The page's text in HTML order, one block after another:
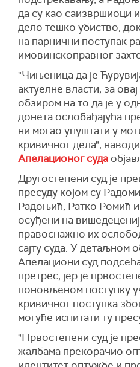
да су као саизвршиоци
дело тешко убиство,
на парнични поступак
имовинскоправног
"Чињеница да је
актуелне власти, за
обзиром на то да је у
донета ослобађајућа
ни могао упуштати у
кривичног дела",
Апелационог суда
Другостепени суд је
пресуду којом су
Радоњић, Ратко Ромић
осуђени на
правоснажно их
сајту суда. У детаљном
Апелациони суд
претрес, јер је
поновљеном поступку
кривичног поступка
могуће испитати ту
"Првостепени суд је
жалбама прекорачио